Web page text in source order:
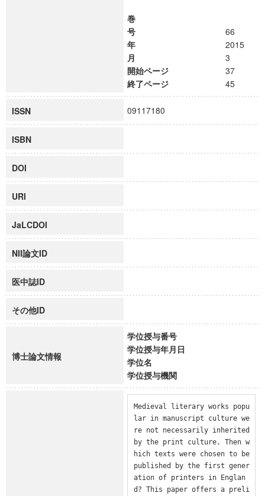
巻
号
66
年
2015
月
3
開始ページ
37
終了ページ
45
ISSN 09117180
ISBN
DOI
URI
JaLCDOI
NII論文ID
医中誌ID
その他ID
博士論文情報
学位授与番号
学位授与年月日
学位名
学位授与機関
Medieval literary works popu
lar in manuscript culture we
re not necessarily inherited
by the print culture. Then w
hich texts were chosen to be
published by the first gener
ation of printers in Englan
d? This paper offers a preli